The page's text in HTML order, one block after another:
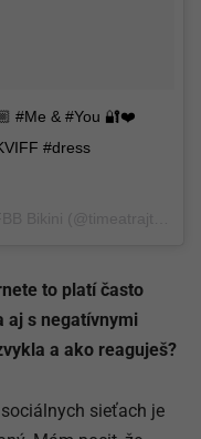
#Me & #You 🔐❤️
#dress
to platí často
aj s negatívnymi
a ako reaguješ?
sieťach je